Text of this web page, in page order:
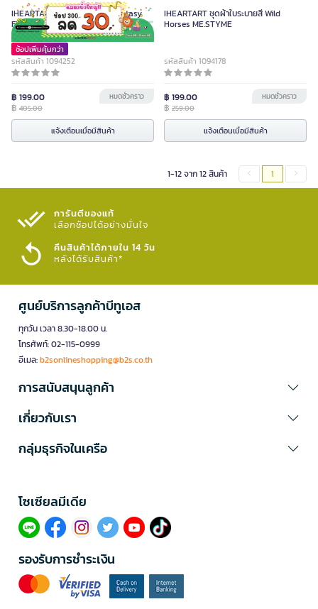
IHEARTART ชุดผ้าใบระบายสี Fantasy
Fields รุ่น 9301 รวมปากกาสีน้ำ 12 สี
พร้อมขาตั้ง 3 ชิ้น
ช้อปเพิ่มคุ้มกว่า
รหัสสินค้า 1094252
฿ 199.00
฿ 405.00
หมดชั่วคราว
แจ้งเตือนเมื่อมีสินค้า
IHEARTART ชุดผ้าใบระบายสี Wild
Horses ME.STYME
รหัสสินค้า 1094178
฿ 199.00
฿ 259.00
หมดชั่วคราว
แจ้งเตือนเมื่อมีสินค้า
1-12 จาก 12 สินค้า 1
การันตีของแท้
เลือกช้อปได้อย่างมั่นใจ​
คืนสินค้าได้ภายใน 14 วัน
หลังได้รับสินค้า*
ศูนย์บริการลูกค้าบีทูเอส
ทุกวัน เวลา 8.30-18.00 น.
โทรศัพท์: 02-115-0999
อีเมล:b2sonlineshopping@b2s.co.th
การสนับสนุนลูกค้า
เกี่ยวกับเรา
กลุ่มธุรกิจในเครือ
โซเซียลมีเดีย​
รองรับการชำระเงิน